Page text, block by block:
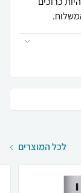
לכל המוצרים